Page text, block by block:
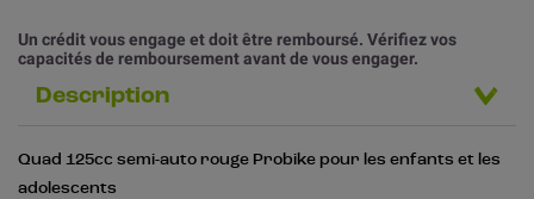
Un crédit vous engage et doit être remboursé. Vérifiez vos
capacités de remboursement avant de vous engager.
Description
Quad 125cc semi-auto rouge Probike pour les enfants et les
adolescents